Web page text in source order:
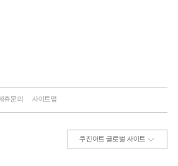
휴문의 사이트맵
쿠진아트 글로벌 사이트